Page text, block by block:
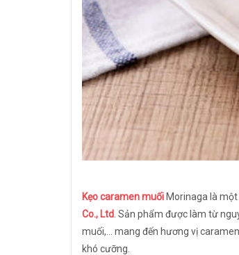
Kẹo caramen muối Morinaga là
Co., Ltd . Sản phẩm được làm từ
muối,... mang đến hương vị
khó cưỡng.